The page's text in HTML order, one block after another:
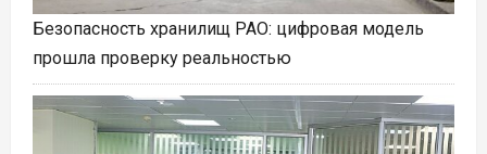
Безопасность хранилищ РАО: цифровая модель
прошла проверку реальностью